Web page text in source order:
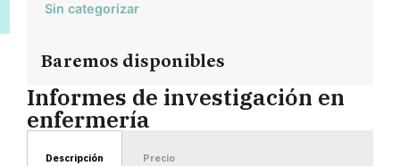
Sin categorizar
Baremos disponibles
Informes de investigación en
enfermería
Descripción Precio